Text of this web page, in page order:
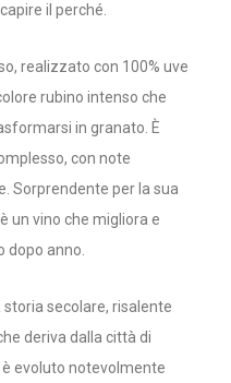
il perché.
realizzato con 100% uve
rubino intenso che
in granato. È
con note
Sorprendente per la sua
un vino che migliora e
dopo anno.
storia secolare, risalente
deriva dalla città di
è evoluto notevolmente